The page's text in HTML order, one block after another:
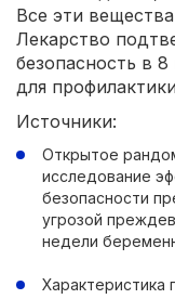
Все эти
Лекарство
безопасность в
для
Источники:
Открытое
исследование
безопасности
угрозой
недели
Характеристика